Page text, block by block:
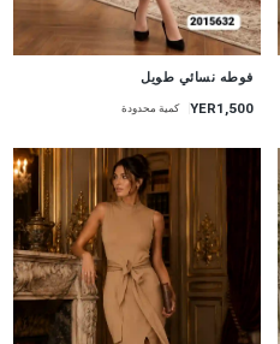
فوطه نسائي طويل
YER1,500 كمية محدودة